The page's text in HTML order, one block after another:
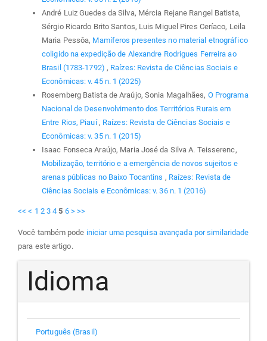
André Luiz Guedes da Silva, Mércia Rejane Rangel Batista,
Sérgio Ricardo Brito Santos, Luis Miguel Pires Ceríaco, Leila
Maria Pessôa, Mamíferos presentes no material etnográfico
coligido na expedição de Alexandre Rodrigues Ferreira ao
Brasil (1783-1792) , Raízes: Revista de Ciências Sociais e
Econômicas: v. 45 n. 1 (2025)
Rosemberg Batista de Araújo, Sonia Magalhães, O Programa
Nacional de Desenvolvimento dos Territórios Rurais em
Entre Rios, Piauí , Raízes: Revista de Ciências Sociais e
Econômicas: v. 35 n. 1 (2015)
Isaac Fonseca Araújo, Maria José da Silva A. Teisserenc,
Mobilização, território e a emergência de novos sujeitos e
arenas públicas no Baixo Tocantins , Raízes: Revista de
Ciências Sociais e Econômicas: v. 36 n. 1 (2016)
<< < 1 2 3 4 5 6 > >>
Você também pode iniciar uma pesquisa avançada por similaridade
para este artigo.
Idioma
Português (Brasil)